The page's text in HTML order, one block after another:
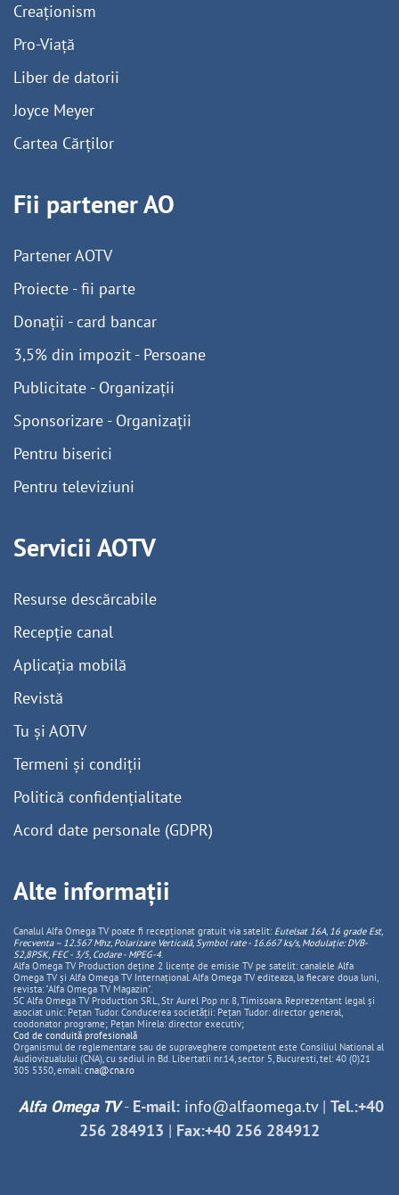
Creaționism
Pro-Viață
Liber de datorii
Joyce Meyer
Cartea Cărților
Fii partener AO
Partener AOTV
Proiecte - fii parte
Donații - card bancar
3,5% din impozit - Persoane
Publicitate - Organizații
Sponsorizare - Organizații
Pentru biserici
Pentru televiziuni
Servicii AOTV
Resurse descărcabile
Recepție canal
Aplicația mobilă
Revistă
Tu și AOTV
Termeni și condiții
Politică confidențialitate
Acord date personale (GDPR)
Alte informații
Canalul Alfa Omega TV poate fi recepționat gratuit via satelit: Eutelsat 16A, 16 grade Est,
Frecventa – 12.567 Mhz, PolarizareVerticală, Symbol rate - 16.667 ks/s, Modulație: DVB-
S2,8PSK, FEC - 3/5, Codare - MPEG-4.
Alfa Omega TV Production deține 2 licențe de emisie TV pe satelit: canalele Alfa
Omega TV și Alfa Omega TV Internațional. Alfa Omega TV editeaza, la fiecare doua luni,
revista: "Alfa Omega TV Magazin".
SC Alfa Omega TV Production SRL, Str Aurel Pop nr. 8, Timisoara. Reprezentant legal și
asociat unic: Pețan Tudor. Conducerea societății: Pețan Tudor: director general,
coodonator programe; Pețan Mirela: director executiv;
Cod de conduită profesională
Organismul de reglementare sau de supraveghere competent este Consiliul National al
Audiovizualului (CNA), cu sediul in Bd. Libertatii nr.14, sector 5, Bucuresti, tel: 40 (0)21
305 5350, email: cna@cna.ro
Alfa Omega TV- E-mail: info@alfaomega.tv| Tel.:+40
256 284913 | Fax:+40 256 284912